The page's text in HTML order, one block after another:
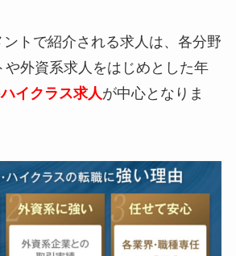
トで紹介される求人は、各分野
や外資系求人をはじめとした年
ハイクラス求人が中心となりま